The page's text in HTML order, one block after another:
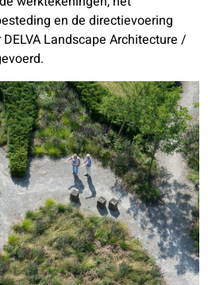
en de directievoering
Landscape Architecture /